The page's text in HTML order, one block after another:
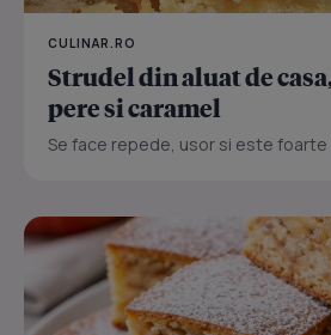
CULINAR.RO
Strudel din aluat de
pere si caramel
Se face repede, usor si este foarte